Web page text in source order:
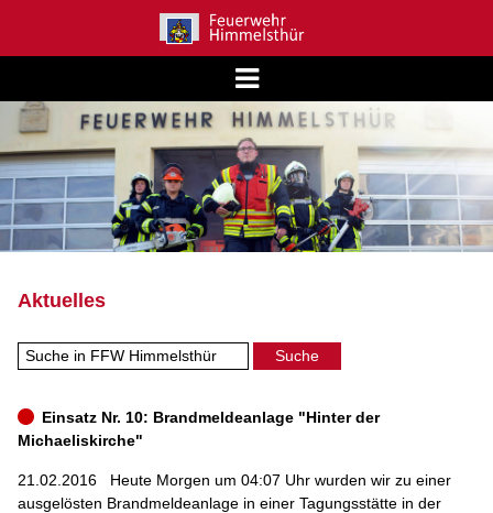
Aktuelles
Einsatz Nr. 10: Brandmeldeanlage "Hinter der
Michaeliskirche"
21.02.2016 Heute Morgen um 04:07 Uhr wurden wir zu einer
ausgelösten Brandmeldeanlage in einer Tagungsstätte in der